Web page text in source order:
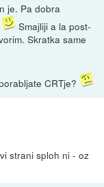
je. Pa dobra
Smajliji a la post-
Skratka same
CRTje?
strani sploh ni - oz